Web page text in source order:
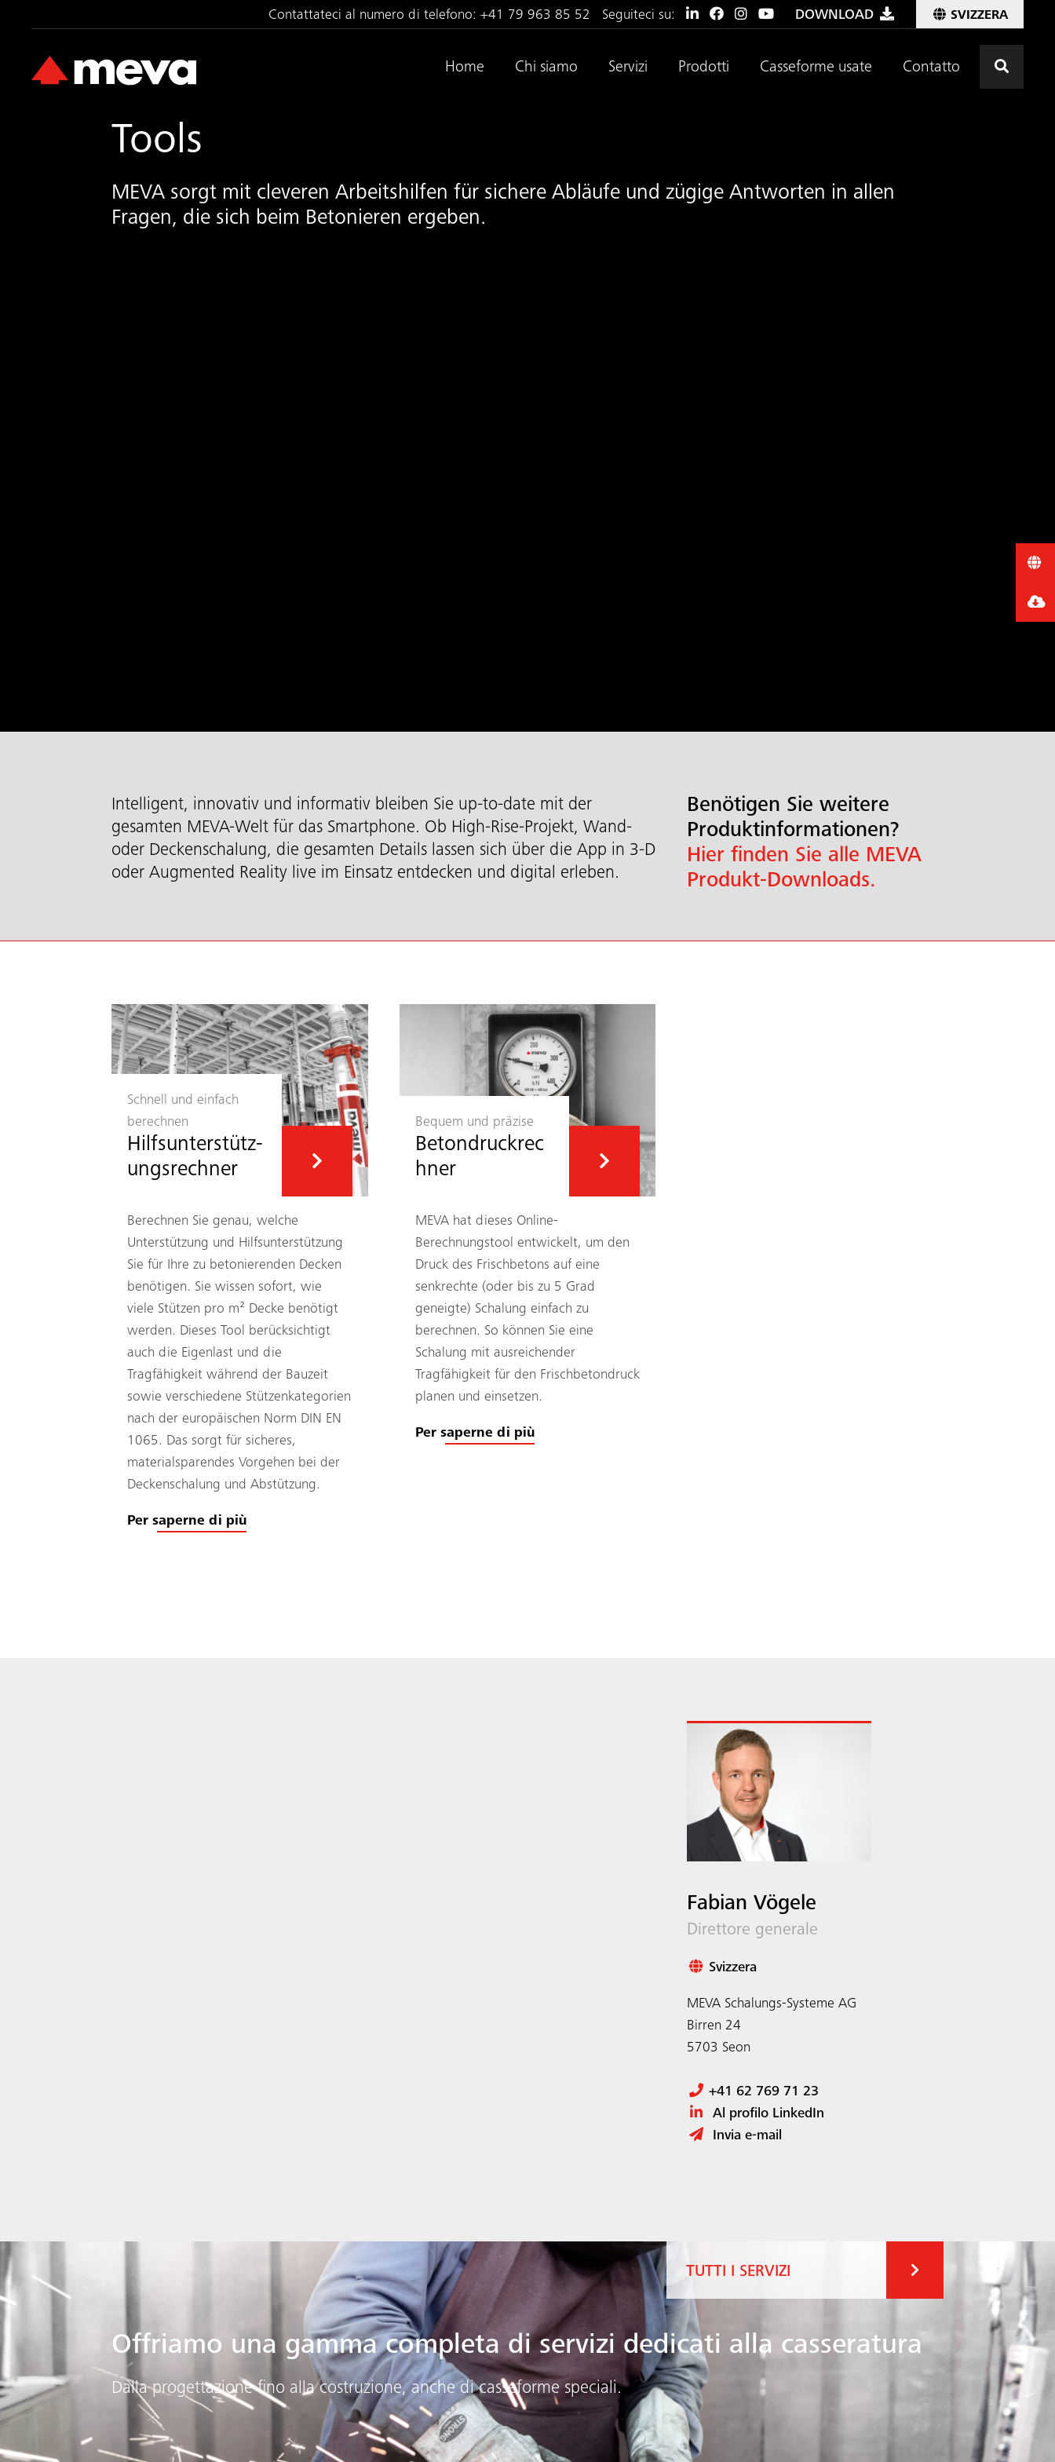
Contattateci al numero di telefono:+41 79 963 85 52 Seguiteci su: DOWNLOAD SVIZZERA
Home Chi siamo Servizi Prodotti Casseforme usate Contatto
Tools
MEVA sorgt mit cleveren Arbeitshilfen für sichere Abläufe und zügige Antworten in allen
Fragen, die sich beim Betonieren ergeben.
Intelligent, innovativ und informativ bleiben Sie up-to-date mit der
gesamten MEVA-Welt für das Smartphone. Ob High-Rise-Projekt, Wand-
oder Deckenschalung, die gesamten Details lassen sich über die App in 3-D
oder Augmented Reality live im Einsatz entdecken und digital erleben.
Benötigen Sie weitere
Produktinformationen?
Hier finden Sie alle MEVA
Produkt-Downloads.
Schnell und einfach
berechnen
Hilfs­unterstütz­
ungs­rechner
Berechnen Sie genau, welche
Unterstützung und Hilfsunterstützung
Sie für Ihre zu betonierenden Decken
benötigen. Sie wissen sofort, wie
viele Stützen pro m² Decke benötigt
werden. Dieses Tool berücksichtigt
auch die Eigenlast und die
Tragfähigkeit während der Bauzeit
sowie verschiedene Stützenkategorien
nach der europäischen Norm DIN EN
1065. Das sorgt für sicheres,
materialsparendes Vorgehen bei der
Deckenschalung und Abstützung.
Per saperne di più
Bequem und präzise
Betondruckrec
hner
MEVA hat dieses Online-
Berechnungstool entwickelt, um den
Druck des Frischbetons auf eine
senkrechte (oder bis zu 5 Grad
geneigte) Schalung einfach zu
berechnen. So können Sie eine
Schalung mit ausreichender
Tragfähigkeit für den Frischbetondruck
planen und einsetzen.
Per saperne di più
Fabian Vögele
Direttore generale
Svizzera
MEVA Schalungs-Systeme AG
Birren 24
5703 Seon
+41 62 769 71 23
Al profilo LinkedIn
Invia e-mail
TUTTI I SERVIZI
Offriamo una gamma completa di servizi dedicati alla casseratura
Dalla progettazione fino alla costruzione, anche di casseforme speciali.